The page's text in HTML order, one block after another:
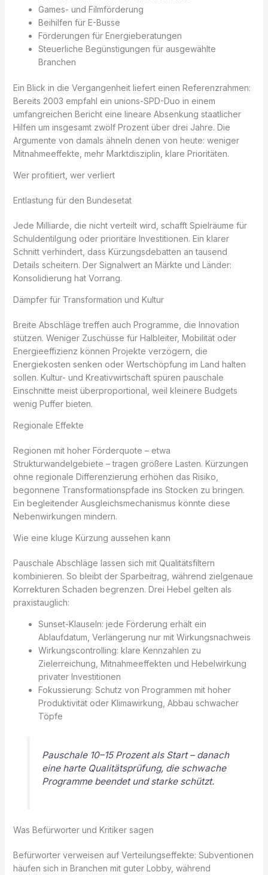
Games- und Filmförderung
Beihilfen für E-Busse
Förderungen für Energieberatungen
Steuerliche Begünstigungen für ausgewählte
Branchen
Ein Blick in die Vergangenheit liefert einen Referenzrahmen:
Bereits 2003 empfahl ein unions-SPD-Duo in einem
umfangreichen Bericht eine lineare Absenkung staatlicher
Hilfen um insgesamt zwölf Prozent über drei Jahre. Die
Argumente von damals ähneln denen von heute: weniger
Mitnahmeeffekte, mehr Marktdisziplin, klare Prioritäten.
Wer profitiert, wer verliert
Entlastung für den Bundesetat
Jede Milliarde, die nicht verteilt wird, schafft Spielräume für
Schuldentilgung oder prioritäre Investitionen. Ein klarer
Schnitt verhindert, dass Kürzungsdebatten an tausend
Details scheitern. Der Signalwert an Märkte und Länder:
Konsolidierung hat Vorrang.
Dämpfer für Transformation und Kultur
Breite Abschläge treffen auch Programme, die Innovation
stützen. Weniger Zuschüsse für Halbleiter, Mobilität oder
Energieeffizienz können Projekte verzögern, die
Energiekosten senken oder Wertschöpfung im Land halten
sollen. Kultur- und Kreativwirtschaft spüren pauschale
Einschnitte meist überproportional, weil kleinere Budgets
wenig Puffer bieten.
Regionale Effekte
Regionen mit hoher Förderquote – etwa
Strukturwandelgebiete – tragen größere Lasten. Kürzungen
ohne regionale Differenzierung erhöhen das Risiko,
begonnene Transformationspfade ins Stocken zu bringen.
Ein begleitender Ausgleichsmechanismus könnte diese
Nebenwirkungen mindern.
Wie eine kluge Kürzung aussehen kann
Pauschale Abschläge lassen sich mit Qualitätsfiltern
kombinieren. So bleibt der Sparbeitrag, während zielgenaue
Korrekturen Schaden begrenzen. Drei Hebel gelten als
praxistauglich:
Sunset-Klauseln: jede Förderung erhält ein
Ablaufdatum, Verlängerung nur mit Wirkungsnachweis
Wirkungscontrolling: klare Kennzahlen zu
Zielerreichung, Mitnahmeeffekten und Hebelwirkung
privater Investitionen
Fokussierung: Schutz von Programmen mit hoher
Produktivität oder Klimawirkung, Abbau schwacher
Töpfe
Pauschale 10–15 Prozent als Start – danach
eine harte Qualitätsprüfung, die schwache
Programme beendet und starke schützt.
Was Befürworter und Kritiker sagen
Befürworter verweisen auf Verteilungseffekte: Subventionen
häufen sich in Branchen mit guter Lobby, während